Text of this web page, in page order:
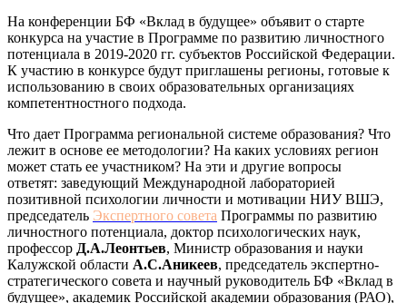
На конференции БФ «Вклад в будущее» объявит о старте
конкурса на участие в Программе по развитию личностного
потенциала в 2019-2020 гг. субъектов Российской Федерации.
К участию в конкурсе будут приглашены регионы, готовые к
использованию в своих образовательных организациях
компетентностного подхода.
Что дает Программа региональной системе образования? Что
лежит в основе ее методологии? На каких условиях регион
может стать ее участником? На эти и другие вопросы
ответят: заведующий Международной лабораторией
позитивной психологии личности и мотивации НИУ ВШЭ,
председатель Экспертного совета Программы по развитию
личностного потенциала, доктор психологических наук,
профессор Д.А.Леонтьев, Министр образования и науки
Калужской области А.С.Аникеев, председатель экспертно-
стратегического совета и научный руководитель БФ «Вклад в
будущее», академик Российской академии образования (РАО),